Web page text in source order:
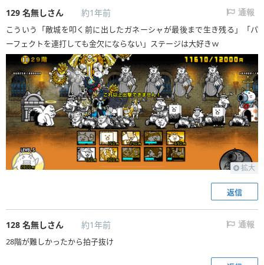
129 名無しさん 約1年前 通報
こういう「敵城を叩く前に出したガネーシャが最後まで生き残る」「パ
ーフェクトを連打しても金欠にならない」ステージは大好きｗ
拡大
返信
128 名無しさん 約1年前 通報
28階が難しかったから拍子抜け